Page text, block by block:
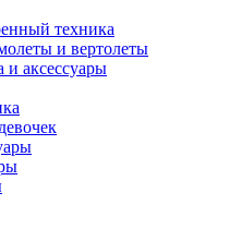
техника
и вертолеты
и аксессуары